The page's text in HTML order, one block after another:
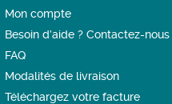
Mon compte
Besoin d’aide ? Contactez-nous
FAQ
Modalités de livraison
Téléchargez votre facture